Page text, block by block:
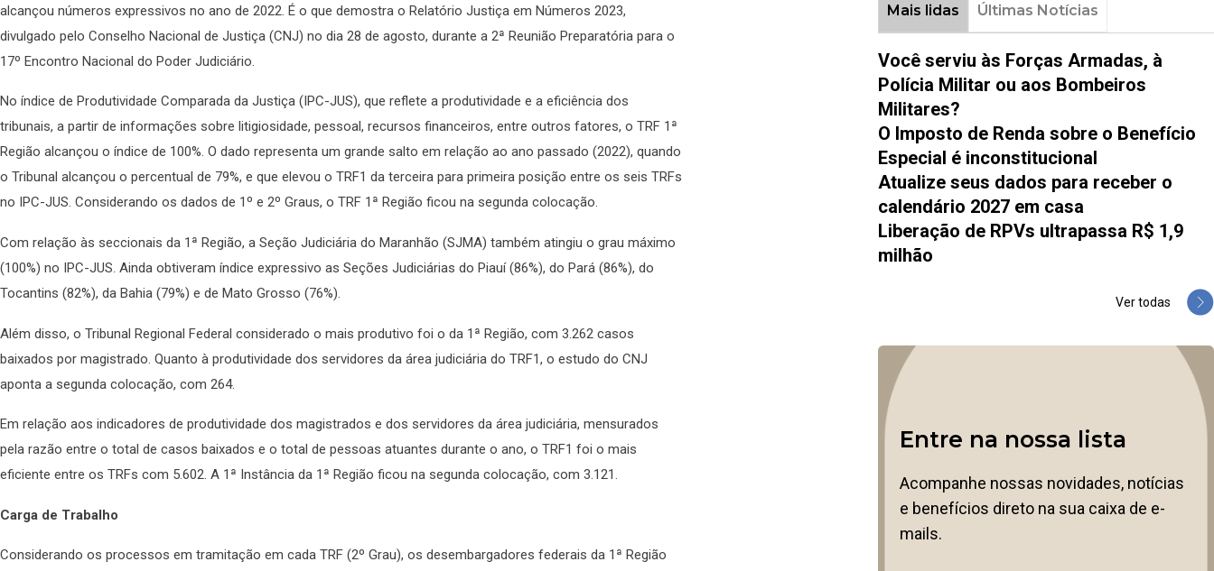
alcançou números expressivos no ano de 2022. É o que demostra o Relatório Justiça em Números 2023,
divulgado pelo Conselho Nacional de Justiça (CNJ) no dia 28 de agosto, durante a 2ª Reunião Preparatória para o
17º Encontro Nacional do Poder Judiciário.
No índice de Produtividade Comparada da Justiça (IPC-JUS), que reflete a produtividade e a eficiência dos
tribunais, a partir de informações sobre litigiosidade, pessoal, recursos financeiros, entre outros fatores, o TRF 1ª
Região alcançou o índice de 100%. O dado representa um grande salto em relação ao ano passado (2022), quando
o Tribunal alcançou o percentual de 79%, e que elevou o TRF1 da terceira para primeira posição entre os seis TRFs
no IPC-JUS. Considerando os dados de 1º e 2º Graus, o TRF 1ª Região ficou na segunda colocação.
Com relação às seccionais da 1ª Região, a Seção Judiciária do Maranhão (SJMA) também atingiu o grau máximo
(100%) no IPC-JUS. Ainda obtiveram índice expressivo as Seções Judiciárias do Piauí (86%), do Pará (86%), do
Tocantins (82%), da Bahia (79%) e de Mato Grosso (76%).
Além disso, o Tribunal Regional Federal considerado o mais produtivo foi o da 1ª Região, com 3.262 casos
baixados por magistrado. Quanto à produtividade dos servidores da área judiciária do TRF1, o estudo do CNJ
aponta a segunda colocação, com 264.
Em relação aos indicadores de produtividade dos magistrados e dos servidores da área judiciária, mensurados
pela razão entre o total de casos baixados e o total de pessoas atuantes durante o ano, o TRF1 foi o mais
eficiente entre os TRFs com 5.602. A 1ª Instância da 1ª Região ficou na segunda colocação, com 3.121.
Carga de Trabalho
Considerando os processos em tramitação em cada TRF (2º Grau), os desembargadores federais da 1ª Região
Mais lidas Últimas Notícias
Você serviu às Forças Armadas, à
Polícia Militar ou aos Bombeiros
Militares?
O Imposto de Renda sobre o Benefício
Especial é inconstitucional
Atualize seus dados para receber o
calendário 2027 em casa
Liberação de RPVs ultrapassa R$ 1,9
milhão
Ver todas
Entre na nossa lista
Acompanhe nossas novidades, notícias
e benefícios direto na sua caixa de e-
mails.